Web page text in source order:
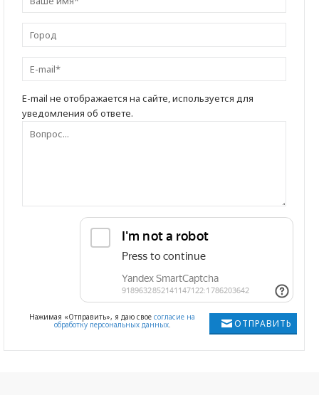
E-mail не отображается на сайте, используется для
уведомления об ответе.
ОТПРАВИТЬ
Нажимая «Отправить», я даю свое согласие на
обработку персональных данных.